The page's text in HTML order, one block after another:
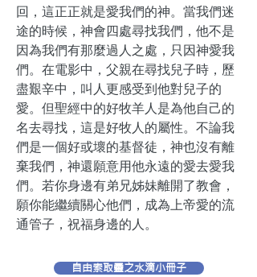
回，這正正就是愛我們的神。當我們迷
途的時候，神會四處尋找我們，他不是
因為我們有那麼過人之處，只因神愛我
們。在電影中，父親在尋找兒子時，歷
盡艱辛中，叫人更感受到他對兒子的
愛。但聖經中的好牧羊人是為他自己的
名去尋找，這是好牧人的屬性。不論我
們是一個好或壞的基督徒，神也沒有離
棄我們，神還願意用他永遠的愛去愛我
們。若你身邊有弟兄姊妹離開了教會，
願你能繼續關心他們，成為上帝愛的流
通管子，祝福身邊的人。
自由索取靈之水滴小冊子